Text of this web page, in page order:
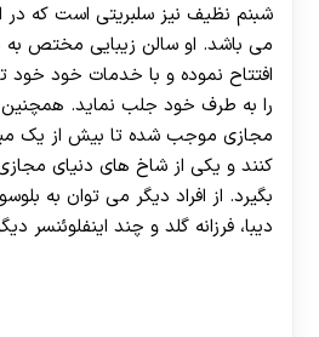
شبنم نظیف نیز سلبریتی است که در
می باشد. او سالن زیبایی مختص به
افتتاح نموده و با خدمات خود خود
را به طرف خود جلب نماید.
مجازی موجب شده تا بیش از یک
کنند و یکی از شاخ های دنیای
بگیرد. از افراد دیگر می توان به
دیبا، فرزانه گلد و چند اینفلوئنسر